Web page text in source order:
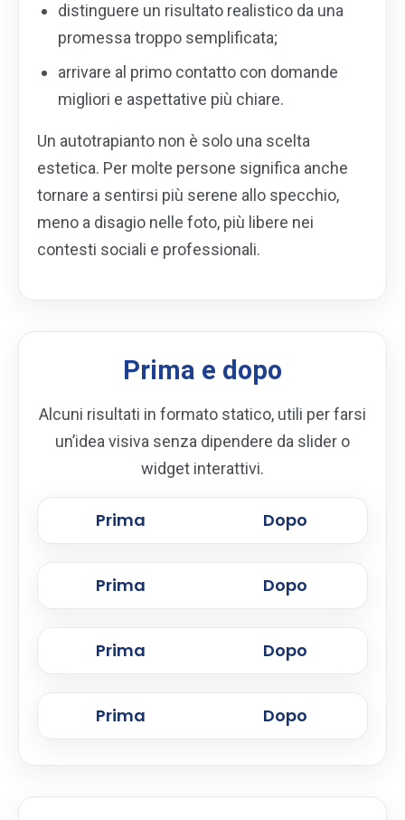
distinguere un risultato realistico da una
promessa troppo semplificata;
arrivare al primo contatto con domande
migliori e aspettative più chiare.
Un autotrapianto non è solo una scelta
estetica. Per molte persone significa anche
tornare a sentirsi più serene allo specchio,
meno a disagio nelle foto, più libere nei
contesti sociali e professionali.
Prima e dopo
Alcuni risultati in formato statico, utili per farsi
un’idea visiva senza dipendere da slider o
widget interattivi.
Prima Dopo
Prima Dopo
Prima Dopo
Prima Dopo